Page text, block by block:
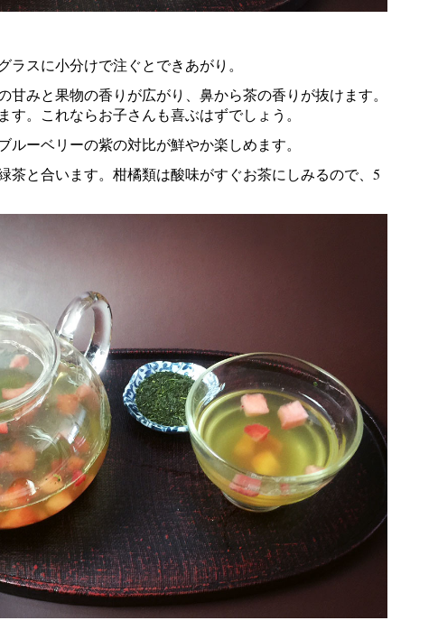
スに小分けで注ぐとできあがり。
みと果物の香りが広がり、鼻から茶の香りが抜けます。
。これならお子さんも喜ぶはずでしょう。
ーベリーの紫の対比が鮮やか楽しめます。
茶と合います。柑橘類は酸味がすぐお茶にしみるので、5